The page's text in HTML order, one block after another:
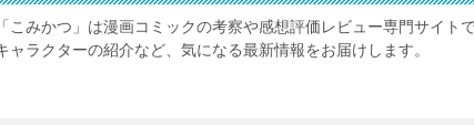
「こみかつ」は漫画コミックの考察や感想評価レビュー専門サイト
ャラクターの紹介など、気になる最新情報をお届けします。